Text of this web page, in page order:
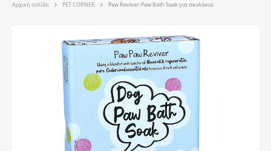
Αρχική σελίδα PET CORNER Paw Reviver-Paw Bath Soak για σκυλάκια